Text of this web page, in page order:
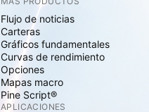
Flujo de noticias
Carteras
Gráficos fundamentales
Curvas de rendimiento
Opciones
Mapas macro
Pine Script®
APLICACIONES